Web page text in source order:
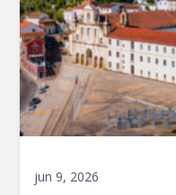
jun 9, 2026